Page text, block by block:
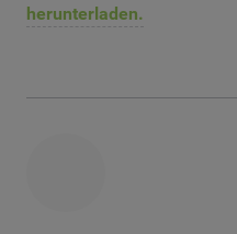
herunterladen.